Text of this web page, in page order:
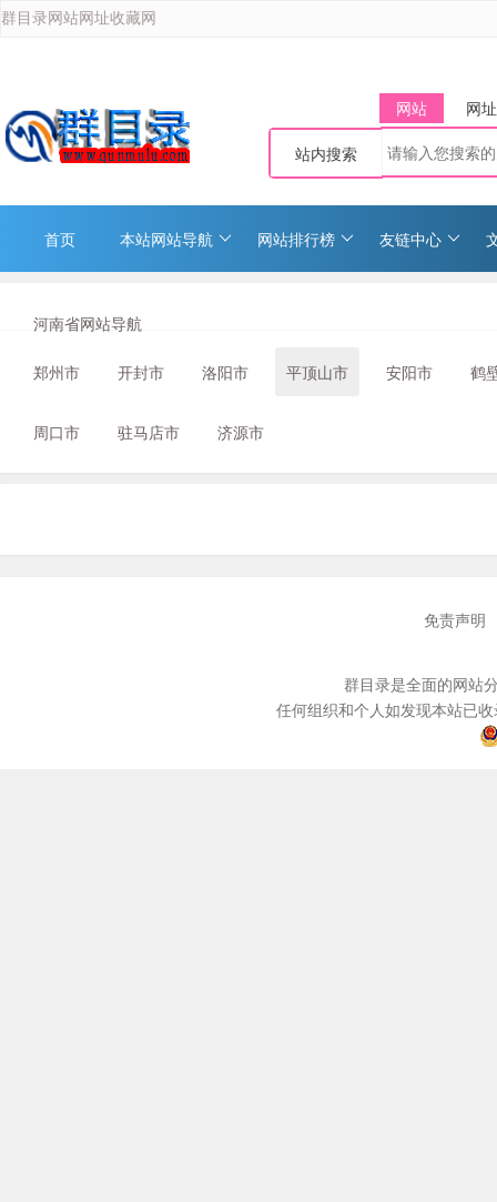
群目录网站网址收藏网
网站 网址
站内搜索
首页 本站网站导航 网站排行榜 友链中心
河南省网站导航
郑州市 开封市 洛阳市 平顶山市 安阳市 鹤
周口市 驻马店市 济源市
免责声明
群目录是全面的网站
任何组织和个人如发现本站已